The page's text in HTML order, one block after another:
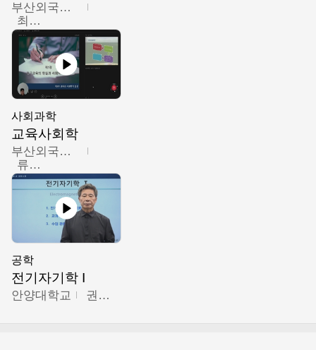
부산외국어대학교
최진오
사회과학
교육사회학
부산외국어대학교
류영철
공학
전기자기학 I
안양대학교 권원현